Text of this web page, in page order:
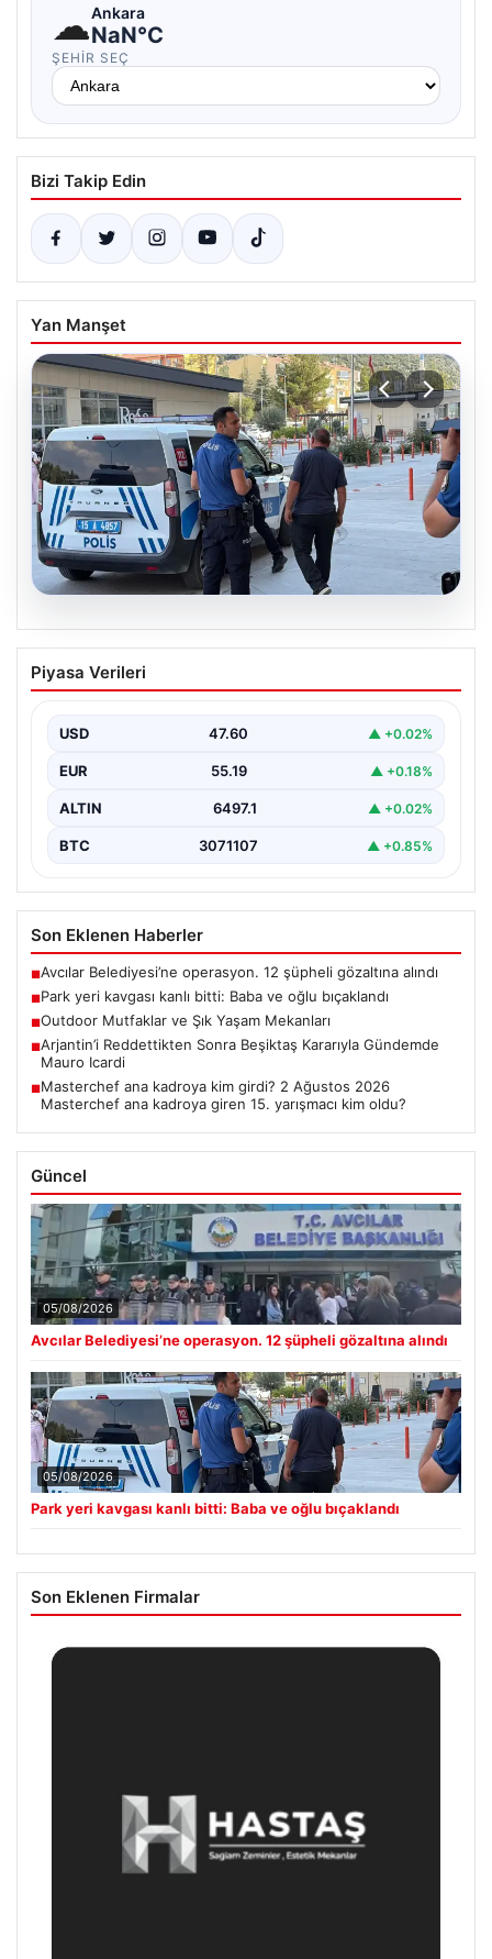
☁Ankara
NaN°C
ŞEHIR SEÇ
Bizi Takip Edin
Yan Manşet
05.08.2026
Park yeri kavgası kanlı bitti: Baba ve
oğlu bıçaklandı
Piyasa Verileri
USD 47.60 ▲ +0.02%
EUR 55.19 ▲ +0.18%
ALTIN 6497.1 ▲ +0.02%
BTC 3071107 ▲ +0.85%
Son Eklenen Haberler
■Avcılar Belediyesi’ne operasyon. 12 şüpheli gözaltına alındı
■Park yeri kavgası kanlı bitti: Baba ve oğlu bıçaklandı
■Outdoor Mutfaklar ve Şık Yaşam Mekanları
■Arjantin’i Reddettikten Sonra Beşiktaş Kararıyla Gündemde
Mauro Icardi
■Masterchef ana kadroya kim girdi? 2 Ağustos 2026
Masterchef ana kadroya giren 15. yarışmacı kim oldu?
Güncel
05/08/2026
Avcılar Belediyesi’ne operasyon. 12 şüpheli gözaltına alındı
05/08/2026
Park yeri kavgası kanlı bitti: Baba ve oğlu bıçaklandı
Son Eklenen Firmalar